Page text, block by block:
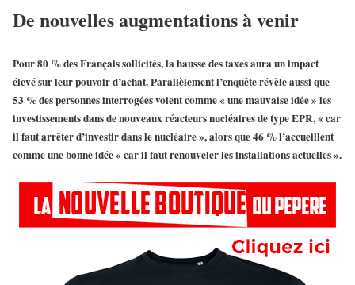
De nouvelles augmentations à venir
Pour 80 % des Français sollicités, la hausse des taxes aura un impact
élevé sur leur pouvoir d’achat. Parallèlement l’enquête révèle aussi que
53 % des personnes interrogées voient comme « une mauvaise idée » les
investissements dans de nouveaux réacteurs nucléaires de type EPR, « car
il faut arrêter d’investir dans le nucléaire », alors que 46 % l’accueillent
comme une bonne idée « car il faut renouveler les installations actuelles ».